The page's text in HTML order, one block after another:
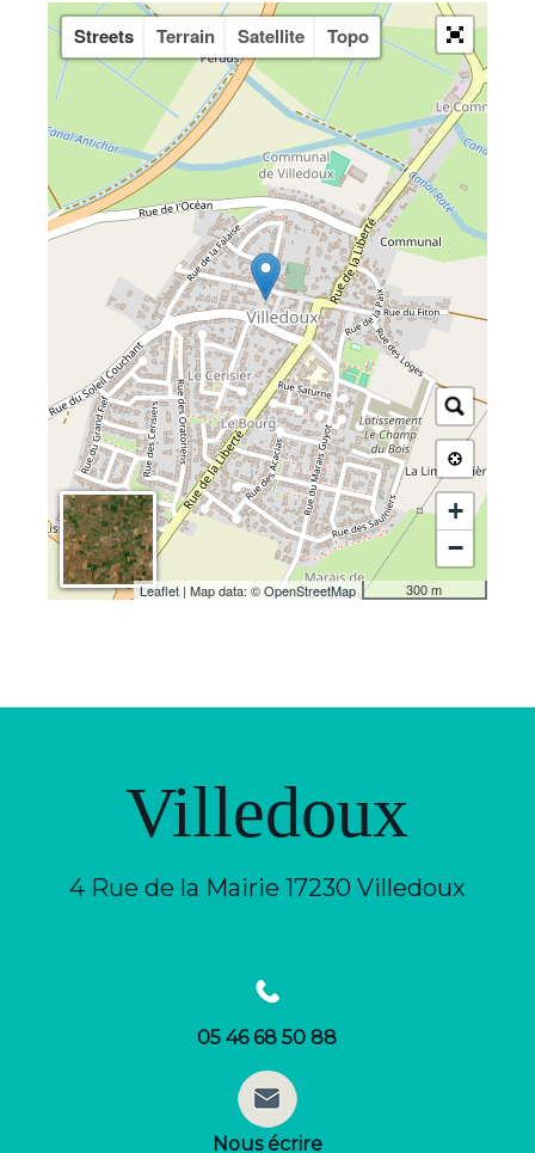
Streets Terrain Satellite Topo
+
−
300 m
Leaflet| Map data: ©OpenStreetMap
Villedoux
4 Rue de la Mairie 17230 Villedoux
05 46 68 50 88
Nous écrire